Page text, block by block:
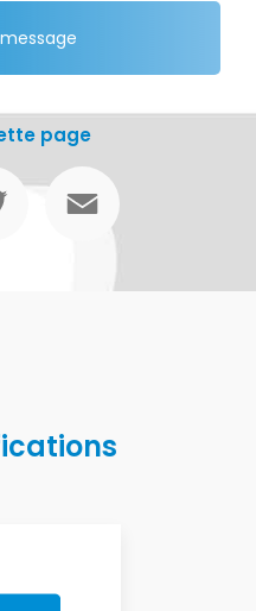
page
Twitter